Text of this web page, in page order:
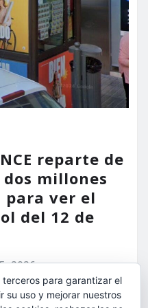
reparte de
millones
para ver el
del 12 de
2026
para garantizar el
su uso y mejorar nuestros